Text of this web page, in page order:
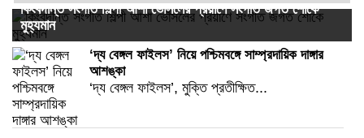
কিংবদন্তি সংগীত শিল্পী আশা ভোঁসলের প্রয়াণে সংগীত জগত শোকে
মুহ্যমান
‘দ্য বেঙ্গল ফাইলস’ নিয়ে পশ্চিমবঙ্গে সাম্প্রদায়িক দাঙ্গার
আশঙ্কা
‘দ্য বেঙ্গল ফাইলস’, মুক্তি প্রতীক্ষিত...